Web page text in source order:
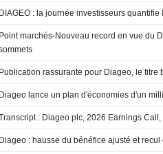
DIAGEO : la journée investisseurs
Point marchés-Nouveau record en vue du
Publication rassurante pour Diageo, le titre
Diageo lance un plan d'économies d'un
: Diageo plc, 2026 Earnings Call,
Diageo : hausse du bénéfice ajusté et